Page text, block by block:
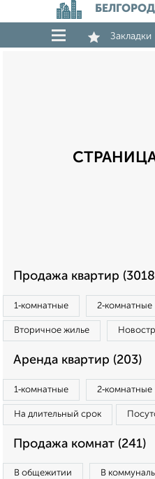
Закладки
Продажа квартир
1‑комнатные 2‑комнатные
Вторичное жилье
Аренда квартир (203)
1‑комнатные 2‑комнатные
На длительный срок
Продажа комнат (241)
В общежитии В